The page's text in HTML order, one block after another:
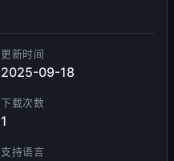
更新时间
2025-09-18
下载次数
1
支持语言